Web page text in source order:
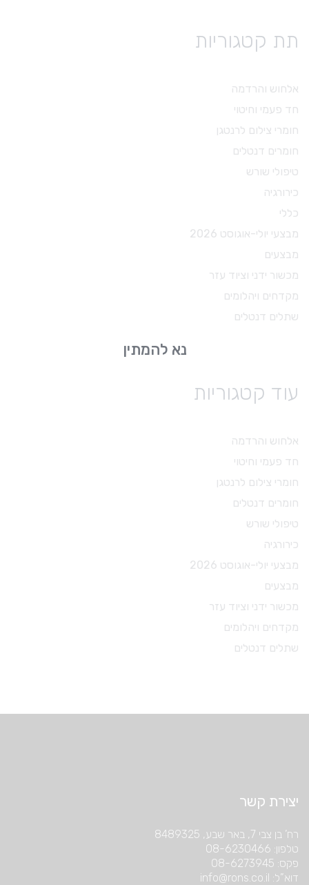
נא להמתין
תת קטגוריות
אלחוש והרדמה
חד פעמי וחיטוי
חומרי צילום לרנטגן
חומרים דנטלים
טיפולי שורש
כירורגיה
כללי
מבצעי יולי-אוגוסט 2026
מבצעים
מכשור ידני וציוד עזר
מקדחים ויהלומים
שתלים דנטלים
עוד קטגוריות
אלחוש והרדמה
חד פעמי וחיטוי
חומרי צילום לרנטגן
חומרים דנטלים
טיפולי שורש
כירורגיה
מבצעי יולי-אוגוסט 2026
מבצעים
מכשור ידני וציוד עזר
מקדחים ויהלומים
שתלים דנטלים
יצירת קשר
רח’ בן צבי 7, באר שבע, 8489325
טלפון: 08-6230466
פקס: 08-6273945
דוא”ל: info@rons.co.il